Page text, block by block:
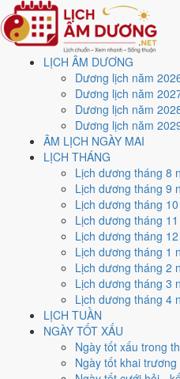
LỊCH ÂM DƯƠNG
Dương lịch năm
Dương lịch năm
Dương lịch năm
Dương lịch năm
ÂM LỊCH NGÀY MAI
LỊCH THÁNG
Lịch dương tháng 8
Lịch dương tháng 9
Lịch dương tháng
Lịch dương tháng
Lịch dương tháng
Lịch dương tháng 1
Lịch dương tháng 2
Lịch dương tháng 3
Lịch dương tháng 4
LỊCH TUẦN
NGÀY TỐT XẤU
Ngày tốt xấu trong
Ngày tốt khai trương
Trang chủ
Lịch năm 2026
Tháng 2/2026
Ngày 6/2/2026 (Tân Hợi)
Xem ngày6/
lịch - Ngày
(Tân Hợi) tốt
Ngày 6/2/2026 dương lịch (Thứ
Tân Hợi- Can sinh Chi,
Xuyến Kim. Tổng hòa, đây làNgày
các việc quan trọng. Giờ Hoàng
Mùi, Tuất, Hợi.
Ngày Dương